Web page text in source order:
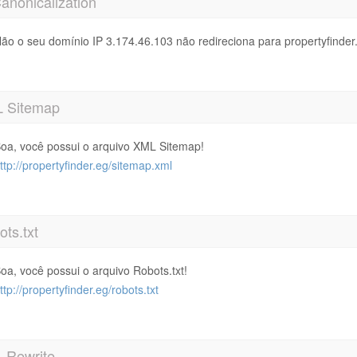
o seu domínio IP 3.174.46.103 não redireciona para
Sitemap
você possui o arquivo XML Sitemap!
propertyfinder.eg/sitemap.xml
você possui o arquivo Robots.txt!
propertyfinder.eg/robots.txt